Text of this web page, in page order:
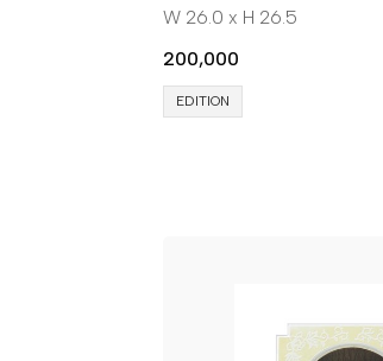
W 26.0 x H 26.5
200,000
EDITION